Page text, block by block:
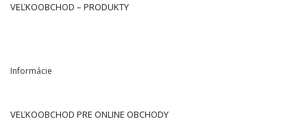
VEĽKOOBCHOD – PRODUKTY
Informácie
VEĽKOOBCHOD PRE ONLINE OBCHODY